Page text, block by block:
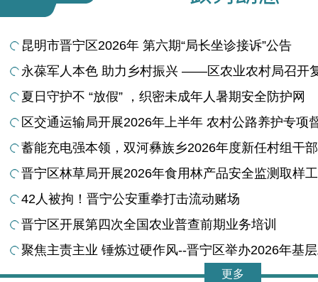
昆明市晋宁区2026年 第六期“局长坐诊接诉”公告
永葆军人本色 助力乡村振兴 ——区农业农村局召开
夏日守护不 “放假” ，织密未成年人暑期安全防护网
区交通运输局开展2026年上半年 农村公路养护专项
蓄能充电强本领，双河彝族乡2026年度新任村组干
晋宁区林草局开展2026年食用林产品安全监测取样
42人被拘！晋宁公安重拳打击流动赌场
晋宁区开展第四次全国农业普查前期业务培训
聚焦主责主业 锤炼过硬作风--晋宁区举办2026年基
更多